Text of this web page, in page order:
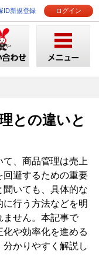
ID新規登録 ログイン
との違いと
、商品管理は売上
回避するための重要
いても、具体的な
行う方法などを明
ません。本記事で
や効率化を進める
かりやすく解説し